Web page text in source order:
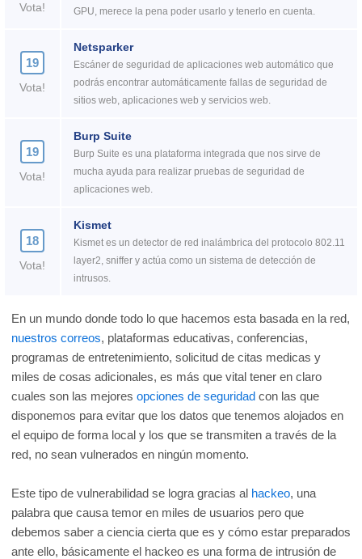
Vota!
GPU, merece la pena poder usarlo y tenerlo en cuenta.
19
Vota!
Netsparker
Escáner de seguridad de aplicaciones web automático que
podrás encontrar automáticamente fallas de seguridad de
sitios web, aplicaciones web y servicios web.
19
Vota!
Burp Suite
Burp Suite es una plataforma integrada que nos sirve de
mucha ayuda para realizar pruebas de seguridad de
aplicaciones web.
18
Vota!
Kismet
Kismet es un detector de red inalámbrica del protocolo 802.11
layer2, sniffer y actúa como un sistema de detección de
intrusos.
En un mundo donde todo lo que hacemos esta basada en la red,
nuestros correos, plataformas educativas, conferencias,
programas de entretenimiento, solicitud de citas medicas y
miles de cosas adicionales, es más que vital tener en claro
cuales son las mejores opciones de seguridad con las que
disponemos para evitar que los datos que tenemos alojados en
el equipo de forma local y los que se transmiten a través de la
red, no sean vulnerados en ningún momento.
Este tipo de vulnerabilidad se logra gracias al hackeo, una
palabra que causa temor en miles de usuarios pero que
debemos saber a ciencia cierta que es y cómo estar preparados
ante ello, básicamente el hackeo es una forma de intrusión de